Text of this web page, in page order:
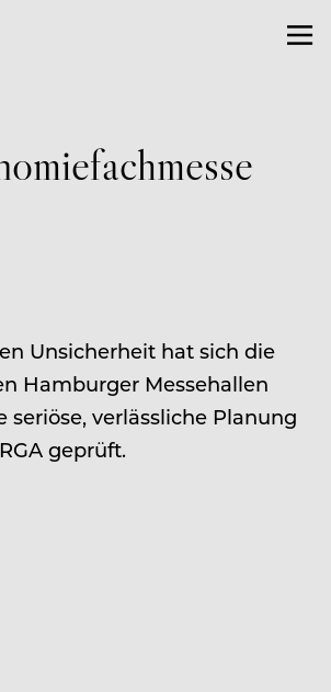
Unsicherheit hat sich die
Hamburger Messehallen
verlässliche Planung
geprüft.